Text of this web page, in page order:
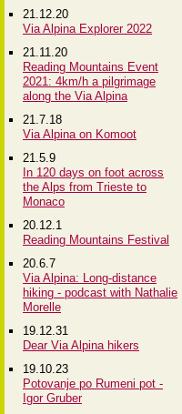
21.12.20
Via Alpina Explorer 2022
21.11.20
Reading Mountains Event
2021: 4km/h a pilgrimage
along the Via Alpina
21.7.18
Via Alpina on Komoot
21.5.9
In 120 days on foot across
the Alps from Trieste to
Monaco
20.12.1
Reading Mountains Festival
20.6.7
Via Alpina: Long-distance
hiking - podcast with Nathalie
Morelle
19.12.31
Dear Via Alpina hikers
19.10.23
Potovanje po Rumeni pot -
Igor Gruber